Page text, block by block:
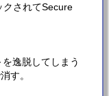
クされてSecure
逸脱してしまう
す。